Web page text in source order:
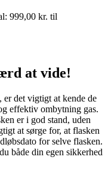
999,00 kr. til
at vide!
det vigtigt at kende de
effektiv ombytning gas.
er i god stand, uden
at sørge for, at flasken
for selve flasken.
både din egen sikkerhed